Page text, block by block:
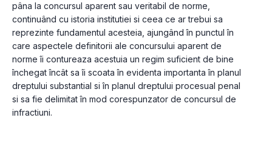
pâna la concursul aparent sau veritabil de norme,
continuând cu istoria institutiei si ceea ce ar trebui sa
reprezinte fundamentul acesteia, ajungând în punctul în
care aspectele definitorii ale concursului aparent de
norme îi contureaza acestuia un regim suficient de bine
închegat încât sa îi scoata în evidenta importanta în planul
dreptului substantial si în planul dreptului procesual penal
si sa fie delimitat în mod corespunzator de concursul de
infractiuni.